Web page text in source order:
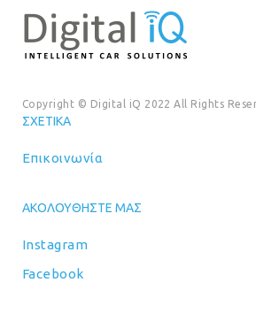
Copyright © Digital iQ 2022 All Rights
ΣΧΕΤΙΚΆ
Επικοινωνία
ΑΚΟΛΟΥΘΉΣΤΕ ΜΑΣ
Instagram
Facebook